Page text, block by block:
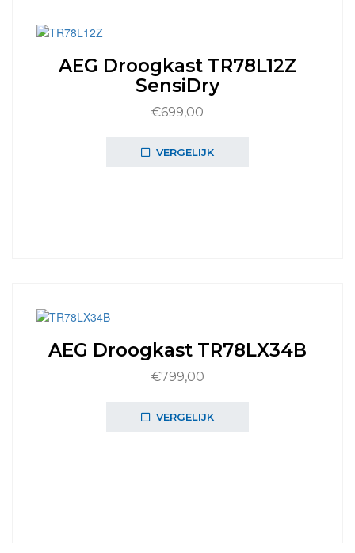
AEG Droogkast TR78L12Z
SensiDry
€699,00
VERGELIJK
AEG Droogkast TR78LX34B
€799,00
VERGELIJK